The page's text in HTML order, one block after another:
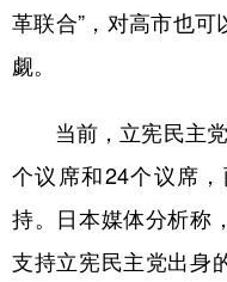
革联合”，对高市也
觑。
当前，立宪民主党
个议席和24个议席
持。日本媒体分析称
支持立宪民主党出身